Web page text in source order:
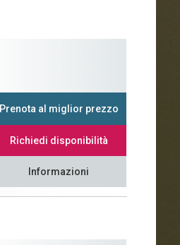
Prenota al miglior prezzo
Richiedi disponibilità
Informazioni